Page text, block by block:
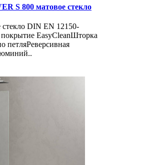
S 800 матовое стекло
стекло DIN EN 12150-
EasyCleanШторка
петляРеверсивная